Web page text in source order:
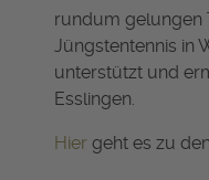
rundum gelungen
Jüngstentennis in
unterstützt und
Esslingen.
Hier geht es zu